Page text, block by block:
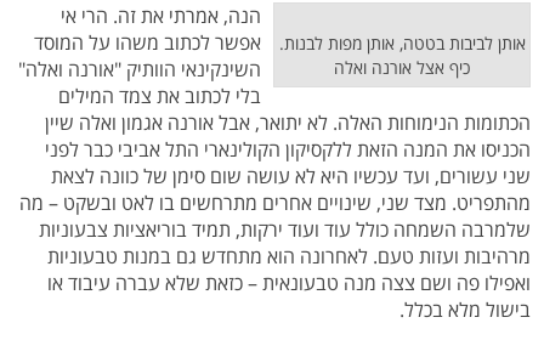
אותן לביבות בטטה, אותן מפות לבנות.
כיף אצל אורנה ואלה
הנה, אמרתי את זה. הרי אי
אפשר לכתוב משהו על המוסד
השינקינאי הוותיק "אורנה ואלה"
בלי לכתוב את צמד המילים
הכתומות הנימוחות האלה. לא יתואר, אבל אורנה אגמון ואלה שיין
הכניסו את המנה הזאת ללקסיקון הקולינארי התל אביבי כבר לפני
שני עשורים, ועד עכשיו היא לא עושה שום סימן של כוונה לצאת
מהתפריט. מצד שני, שינויים אחרים מתרחשים בו לאט ובשקט – מה
שלמרבה השמחה כולל עוד ועוד ירקות, תמיד בוריאציות צבעוניות
מרהיבות ועזות טעם. לאחרונה הוא מתחדש גם במנות טבעוניות
ואפילו פה ושם צצה מנה טבעונאית – כזאת שלא עברה עיבוד או
בישול מלא בכלל.